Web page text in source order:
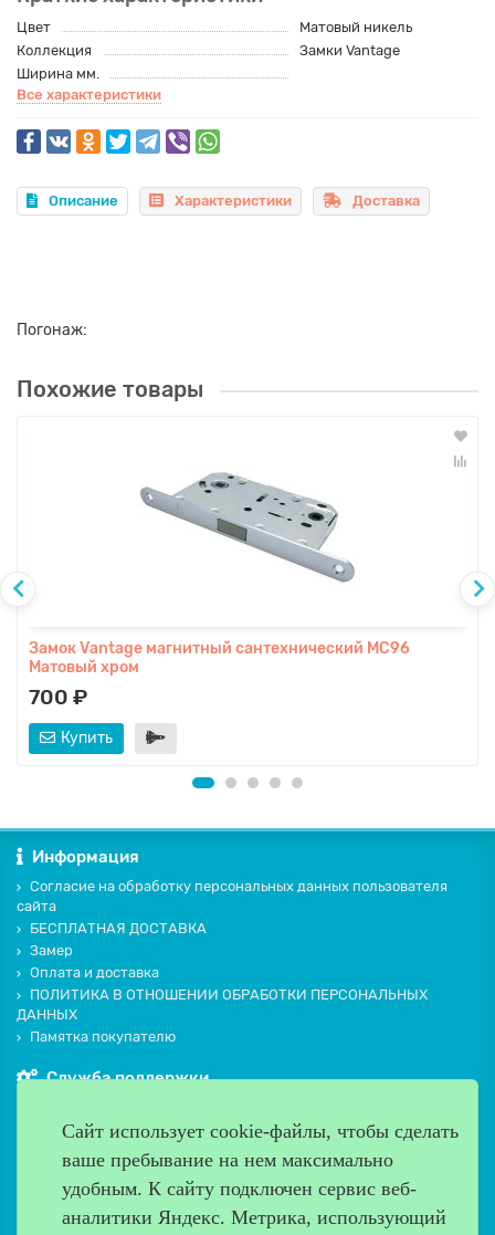
Цвет
Матовый никель
Коллекция
Замки Vantage
Ширина мм.
Все характеристики
Описание Характеристики Доставка
Погонаж:
Похожие товары
Замок Vаntage магнитный сантехнический MC96
Матовый хром
700 ₽
Купить
Информация
Согласие на обработку персональных данных пользователя
сайта
БЕСПЛАТНАЯ ДОСТАВКА
Замер
Оплата и доставка
ПОЛИТИКА В ОТНОШЕНИИ ОБРАБОТКИ ПЕРСОНАЛЬНЫХ
ДАННЫХ
Памятка покупателю
Служба поддержки
Производители
Дополнительно
Наш адрес
Сайт использует cookie-файлы, чтобы сделать
ваше пребывание на нем максимально
удобным. К cайту подключен сервис веб-
аналитики Яндекс. Метрика, использующий